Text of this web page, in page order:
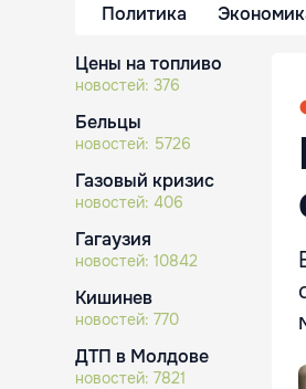
Политика
Цены на топливо
новостей: 376
Бельцы
новостей: 5726
Газовый кризис
новостей: 406
Гагаузия
новостей: 10842
Кишинев
новостей: 770
ДТП в Молдове
новостей: 7821